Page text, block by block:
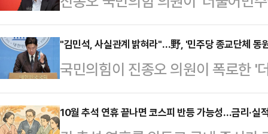
선에 활용하려 했다'는 의혹을 제기
국민의힘 전 대표가 더불어민주당
이 국민의힘을 통일교와 연계해 당
세에 나선 것이다.한동훈 전 대표
대신 납부해 줄테니 종교단체 수천
"김민석, 사실관계 밝혀라"…野, '민주당 종교단체 동
국민의힘이 진종오 의원이 폭로한 '
3000명을 경선에 동원했다'는 의
진상규명을 발판 삼아 특검을 앞세
10월 추석 연휴 끝나면 코스피 반등 가능성…금리·실